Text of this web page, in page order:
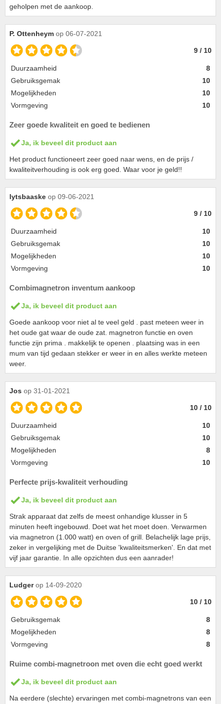
geholpen met de aankoop.
P. Ottenheym op 06-07-2021
9 / 10
Duurzaamheid
8
Gebruiksgemak
10
Mogelijkheden
10
Vormgeving
10
Zeer goede kwaliteit en goed te bedienen
Ja, ik beveel dit product aan
Het product functioneert zeer goed naar wens, en de prijs /
kwaliteitverhouding is ook erg goed. Waar voor je geld!!
lytsbaaske op 09-06-2021
9 / 10
Duurzaamheid
10
Gebruiksgemak
10
Mogelijkheden
10
Vormgeving
10
Combimagnetron inventum aankoop
Ja, ik beveel dit product aan
Goede aankoop voor niet al te veel geld . past meteen weer in
het oude gat waar de oude zat. magnetron functie en oven
functie zijn prima . makkelijk te openen . plaatsing was in een
mum van tijd gedaan stekker er weer in en alles werkte meteen
weer.
Jos op 31-01-2021
10 / 10
Duurzaamheid
10
Gebruiksgemak
10
Mogelijkheden
8
Vormgeving
10
Perfecte prijs-kwaliteit verhouding
Ja, ik beveel dit product aan
Strak apparaat dat zelfs de meest onhandige klusser in 5
minuten heeft ingebouwd. Doet wat het moet doen. Verwarmen
via magnetron (1.000 watt) en oven of grill. Belachelijk lage prijs,
zeker in vergelijking met de Duitse 'kwaliteitsmerken'. En dat met
vijf jaar garantie. In alle opzichten dus een aanrader!
Ludger op 14-09-2020
10 / 10
Gebruiksgemak
8
Mogelijkheden
8
Vormgeving
8
Ruime combi-magnetroon met oven die echt goed werkt
Ja, ik beveel dit product aan
Na eerdere (slechte) ervaringen met combi-magnetrons van een